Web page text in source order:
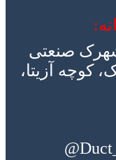
شهرک صنعتی
کوچه آزیتا،